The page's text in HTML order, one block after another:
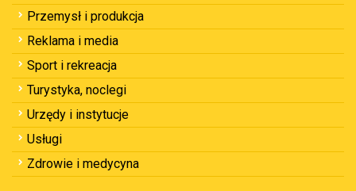
Przemysł i produkcja
Reklama i media
Sport i rekreacja
Turystyka, noclegi
Urzędy i instytucje
Usługi
Zdrowie i medycyna